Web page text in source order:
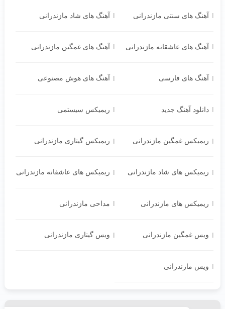
آهنگ های سنتی مازندرانی آهنگ های شاد مازندرانی
آهنگ های عاشقانه مازندرانی آهنگ های غمگین مازندرانی
آهنگ های فارسی آهنگ های هوش مصنوعی
دانلود آهنگ جدید ریمیکس سیستمی
ریمیکس غمگین مازندرانی ریمیکس گیتاری مازندرانی
ریمیکس های شاد مازندرانی ریمیکس های عاشقانه مازندرانی
ریمیکس های مازندرانی مداحی مازندرانی
ویس غمگین مازندرانی ویس گیتاری مازندرانی
ویس مازندرانی